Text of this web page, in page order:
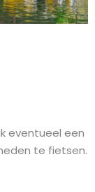
eventueel een
te fietsen.